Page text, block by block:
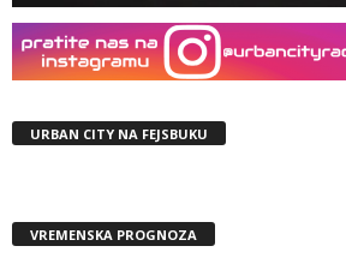
URBAN CITY NA FEJSBUKU
VREMENSKA PROGNOZA